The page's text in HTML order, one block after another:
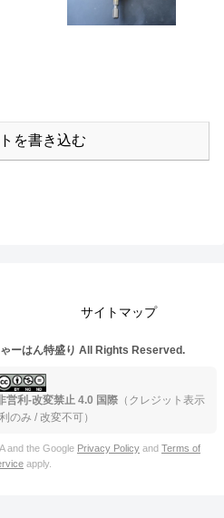
を書き込む
サイトマップ
ーはん特盛り All Rights Reserved.
営利-改変禁止 4.0 国際 （クレジット表示
のみ / 改変不可）
and the Google Privacy Policy and Terms of
apply.